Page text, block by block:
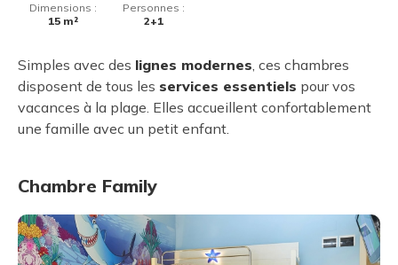
Dimensions :
15 m²
Personnes :
2+1
Simples avec des lignes modernes, ces chambres
disposent de tous les services essentiels pour vos
vacances à la plage. Elles accueillent confortablement
une famille avec un petit enfant.
Chambre Family